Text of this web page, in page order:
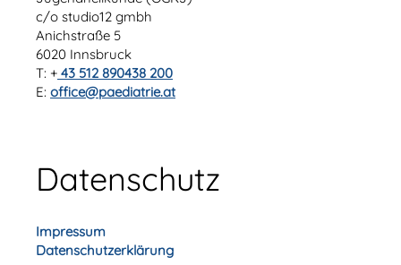
c/o studio12 gmbh
Anichstraße 5
6020 Innsbruck
T: + 43 512 890438 200
E: office@paediatrie.at
Datenschutz
Impressum
Datenschutzerklärung